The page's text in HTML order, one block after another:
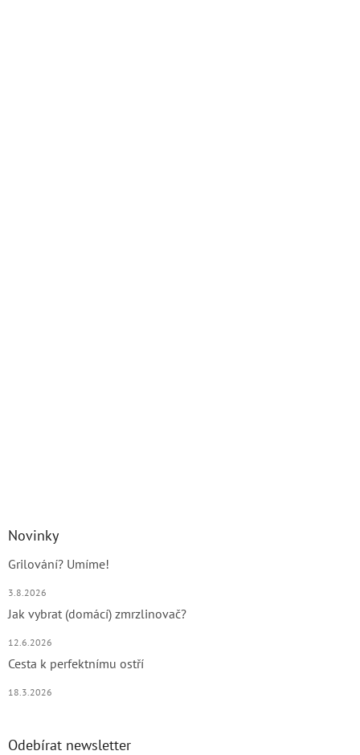
Novinky
Grilování? Umíme!
3.8.2026
Jak vybrat (domácí) zmrzlinovač?
12.6.2026
Cesta k perfektnímu ostří
18.3.2026
Odebírat newsletter